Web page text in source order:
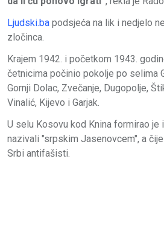
Ljudski.ba podsjeća na lik i nedjelo
zločinca.
Krajem 1942. i početkom 1943.
četnicima počinio pokolje po selima
Gornji Dolac, Zvečanje, Dugopolje,
Vinalić, Kijevo i Garjak.
U selu Kosovu kod Knina formirao je
nazivali "srpskim Jasenovcem", a
Srbi antifašisti.